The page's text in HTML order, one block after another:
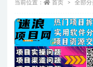
当前位置： 首页 全部分